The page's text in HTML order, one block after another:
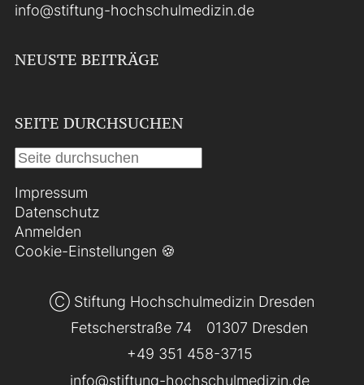
info@stiftung-hochschulmedizin.de
NEUSTE BEITRÄGE
SEITE DURCHSUCHEN
Impressum
Datenschutz
Anmelden
Cookie-Einstellungen 🍪
Ⓒ Stiftung Hochschulmedizin Dresden
Fetscherstraße 74
01307 Dresden
+49 351 458-3715
info@stiftung-hochschulmedizin.de